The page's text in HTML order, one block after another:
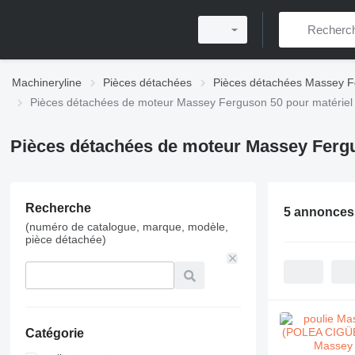
Machineryline Pièces détachées Pièces détachées Massey
Pièces détachées de moteur Massey Ferguson 50 pour
Pièces détachées de moteur Massey
Recherche
(numéro de catalogue, marque, modèle,
pièce détachée)
Catégorie
5